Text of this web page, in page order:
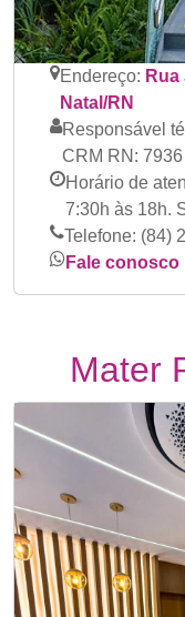
Endereço:
Natal/RN
Responsável
CRM RN: 7936
Horário de
7:30h às 18h.
Telefone: (84)
Fale
Mater